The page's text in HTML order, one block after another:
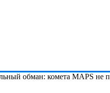
обман: комета MAPS не